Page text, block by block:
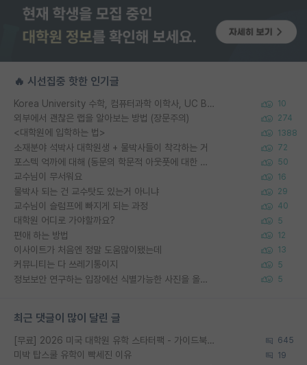
🔥 시선집중 핫한 인기글
Korea University 수학, 컴퓨터과학 이학사, UC Berkeley 산업공학 대학원 공학박사가 되는 것은 쉽지 않겠죠? 10
외부에서 괜찮은 랩을 알아보는 방법 (장문주의) 274
<대학원에 입학하는 법> 1388
소재분야 석박사 대학원생 + 물박사들이 착각하는 거 72
포스텍 억까에 대해 (동문의 학문적 아웃풋에 대한 반박) 50
교수님이 무서워요 16
물박사 되는 건 교수탓도 있는거 아니냐 29
교수님이 슬럼프에 빠지게 되는 과정 40
대학원 어디로 가야할까요? 5
편애 하는 방법 12
이사이트가 처음엔 정말 도움많이됐는데 13
커뮤니티는 다 쓰레기통이지 5
정보보안 연구하는 입장에선 식별가능한 사진을 올리는건 비추이긴함 5
최근 댓글이 많이 달린 글
[무료] 2026 미국 대학원 유학 스타터팩 - 가이드북 & 합격자 컨택메일 템플릿 645
미박 탑스쿨 유학이 빡세진 이유 19